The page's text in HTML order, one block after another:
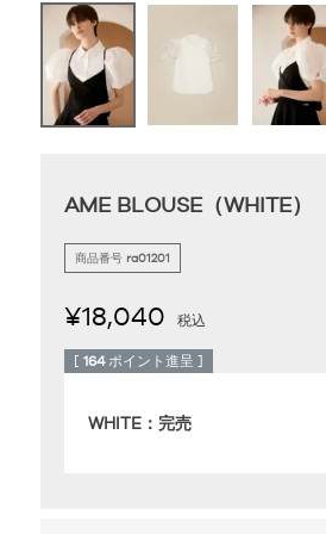
AME BLOUSE（WHITE）
商品番号 ra01201
¥18,040 税込
[ 164 ポイント進呈 ]
WHITE：完売